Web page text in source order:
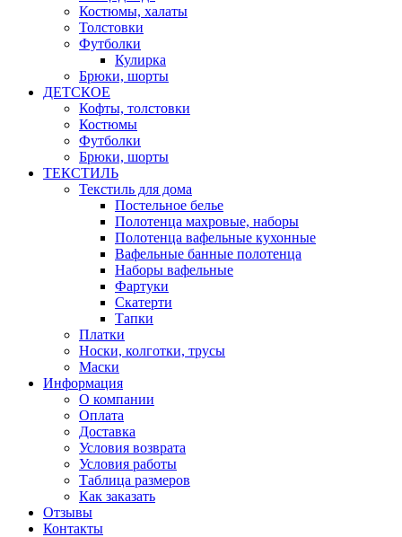
Костюмы, халаты
Толстовки
Футболки
Кулирка
Брюки, шорты
ДЕТСКОЕ
Кофты, толстовки
Костюмы
Футболки
Брюки, шорты
ТЕКСТИЛЬ
Текстиль для дома
Постельное белье
Полотенца махровые, наборы
Полотенца вафельные кухонные
Вафельные банные полотенца
Наборы вафельные
Фартуки
Скатерти
Тапки
Платки
Носки, колготки, трусы
Маски
Информация
О компании
Оплата
Доставка
Условия возврата
Условия работы
Таблица размеров
Как заказать
Отзывы
Контакты